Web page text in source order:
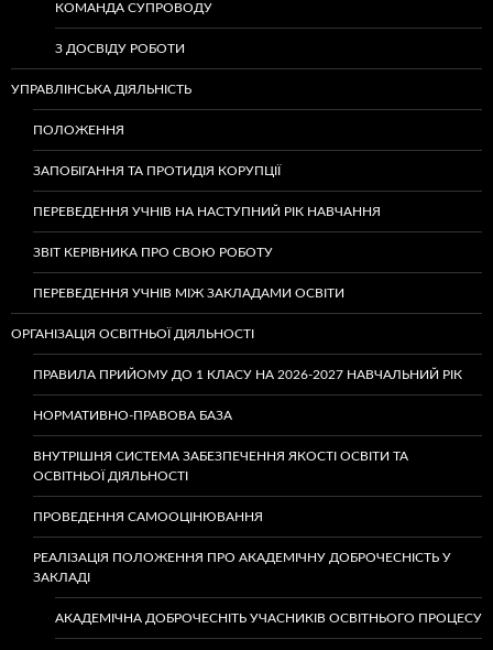
КОМАНДА СУПРОВОДУ
З ДОСВІДУ РОБОТИ
УПРАВЛІНСЬКА ДІЯЛЬНІСТЬ
ПОЛОЖЕННЯ
ЗАПОБІГАННЯ ТА ПРОТИДІЯ КОРУПЦІЇ
ПЕРЕВЕДЕННЯ УЧНІВ НА НАСТУПНИЙ РІК НАВЧАННЯ
ЗВІТ КЕРІВНИКА ПРО СВОЮ РОБОТУ
ПЕРЕВЕДЕННЯ УЧНІВ МІЖ ЗАКЛАДАМИ ОСВІТИ
ОРГАНІЗАЦІЯ ОСВІТНЬОЇ ДІЯЛЬНОСТІ
ПРАВИЛА ПРИЙОМУ ДО 1 КЛАСУ НА 2026-2027 НАВЧАЛЬНИЙ РІК
НОРМАТИВНО-ПРАВОВА БАЗА
ВНУТРІШНЯ СИСТЕМА ЗАБЕЗПЕЧЕННЯ ЯКОСТІ ОСВІТИ ТА
ОСВІТНЬОЇ ДІЯЛЬНОСТІ
ПРОВЕДЕННЯ САМООЦІНЮВАННЯ
РЕАЛІЗАЦІЯ ПОЛОЖЕННЯ ПРО АКАДЕМІЧНУ ДОБРОЧЕСНІСТЬ У
ЗАКЛАДІ
АКАДЕМІЧНА ДОБРОЧЕСНІТЬ УЧАСНИКІВ ОСВІТНЬОГО ПРОЦЕСУ